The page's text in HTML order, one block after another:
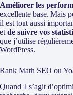
Améliorer les
excellente base. Mais
il est tout aussi
et de suivre vos
que j’utilise
WordPress.
Rank Math SEO ou
Quand il s’agit